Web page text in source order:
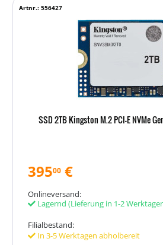
SSD 2TB Kingston M.2 PCI-E NVMe
Artnr.: 556427
39500 €
Onlineversand:
Lagernd (Lieferung in 1-2
Filialbestand:
In 3-5 Werktagen abholbereit